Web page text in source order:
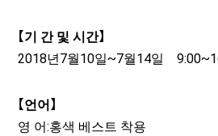
【기 간 및 시간】
2018년7월10일~7월14일
【언어】
영 어:홍색 베스트 착용